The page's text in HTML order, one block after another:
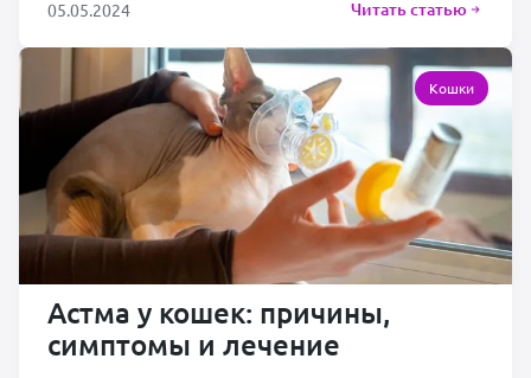
05.05.2024 Читать статью
Астма у кошек: причины,
симптомы и лечение
Кошки